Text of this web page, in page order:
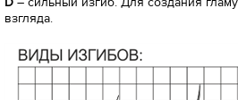
взгляда.